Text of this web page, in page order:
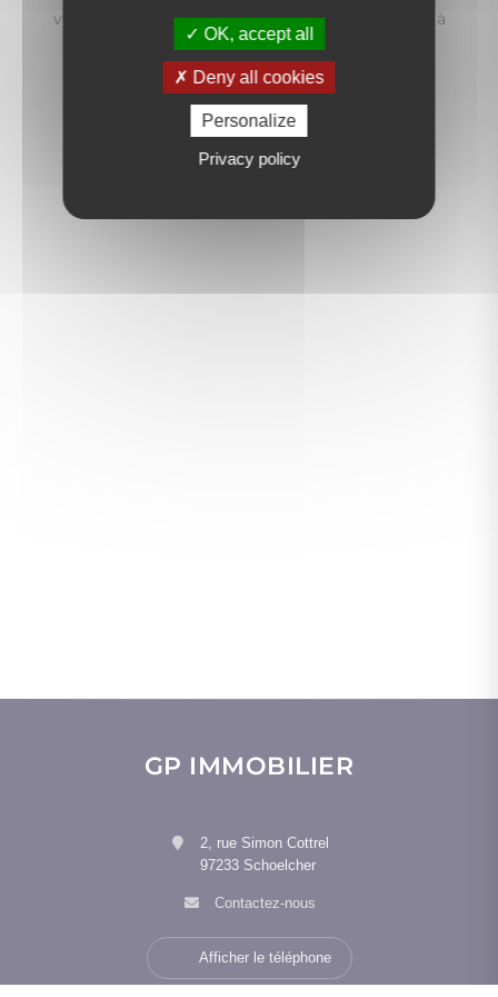
vous préviendrons dès qu'un bien correspondant à
votre recherche sera mis en ligne.
créer une alerte
GP IMMOBILIER
2, rue Simon Cottrel
97233 Schoelcher
Contactez-nous
Afficher le téléphone
OK, accept all
Deny all cookies
Personalize
Privacy policy